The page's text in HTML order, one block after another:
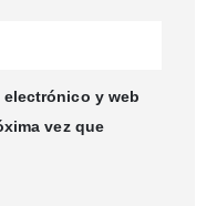
electrónico y web
vez que